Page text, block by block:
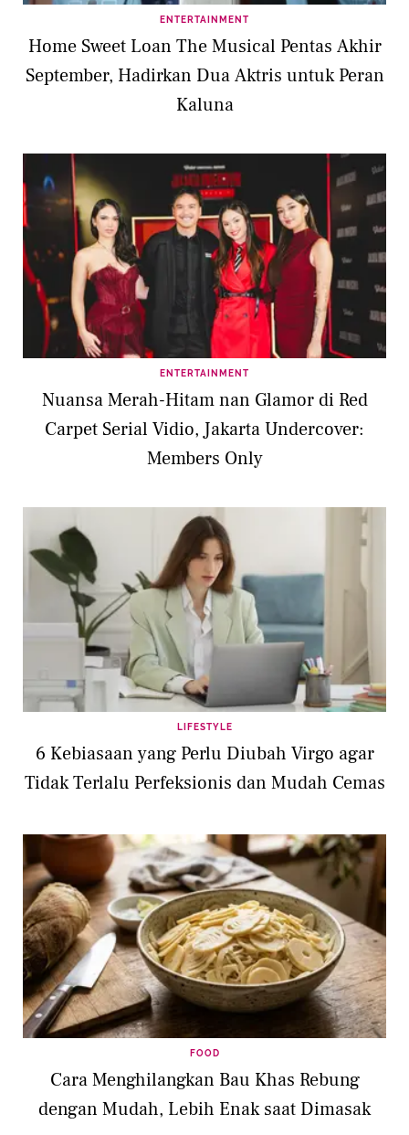
ENTERTAINMENT
Home Sweet Loan The Musical Pentas Akhir
September, Hadirkan Dua Aktris untuk Peran
Kaluna
ENTERTAINMENT
Nuansa Merah-Hitam nan Glamor di Red
Carpet Serial Vidio, Jakarta Undercover:
Members Only
LIFESTYLE
6 Kebiasaan yang Perlu Diubah Virgo agar
Tidak Terlalu Perfeksionis dan Mudah Cemas
FOOD
Cara Menghilangkan Bau Khas Rebung
dengan Mudah, Lebih Enak saat Dimasak